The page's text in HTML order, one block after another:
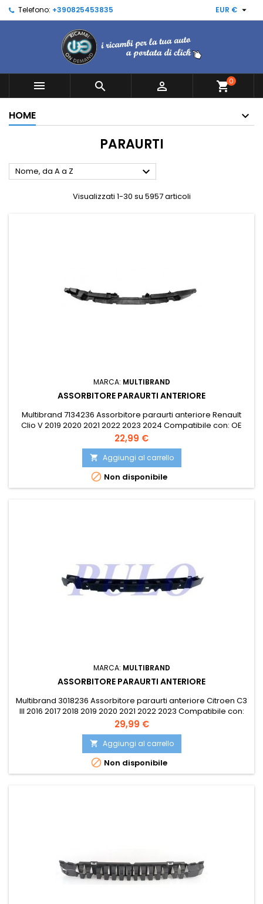
Telefono: +390825453835 EUR € 
   shopping_cart0
HOME
PARAURTI
Nome, da A a Z 
Visualizzati 1-30 su 5957 articoli
MARCA: MULTIBRAND
ASSORBITORE PARAURTI ANTERIORE
Multibrand 7134236 Assorbitore paraurti anteriore Renault
Clio V 2019 2020 2021 2022 2023 2024 Compatibile con: OE
620909519R PRASCO RN3321612
Prezzo
22,99 €
 Aggiungi al carrello
 Non disponibile
MARCA: MULTIBRAND
ASSORBITORE PARAURTI ANTERIORE
Multibrand 3018236 Assorbitore paraurti anteriore Citroen C3
III 2016 2017 2018 2019 2020 2021 2022 2023 Compatibile con:
OE 9812063780 PRASCO CI3281602
Prezzo
29,99 €
 Aggiungi al carrello
 Non disponibile